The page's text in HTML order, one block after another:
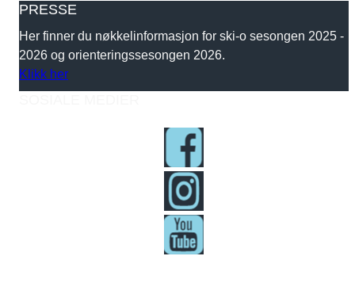
PRESSE
Her finner du nøkkelinformasjon for ski-o sesongen 2025 -
2026 og orienteringssesongen 2026.
Klikk her